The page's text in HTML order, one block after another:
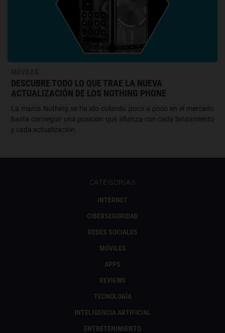
DESCUBRE TODO LO QUE TRAE LA NUEVA
ACTUALIZACIÓN DE LOS NOTHING PHONE
La marca Nothing se ha ido colando poco a poco en el mercado
hasta conseguir una posición que afianza con cada lanzamiento
y cada actualización.
CATEGORÍAS
INTERNET
CIBERSEGURIDAD
REDES SOCIALES
MÓVILES
APPS
REVIEWS
TECNOLOGÍA
INTELIGENCIA ARTIFICIAL
ENTRETENIMIENTO